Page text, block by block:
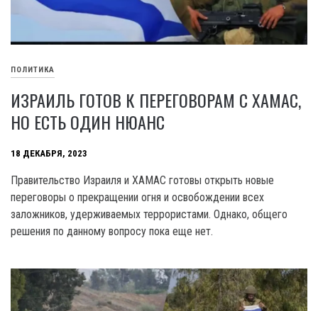
ПОЛИТИКА
ИЗРАИЛЬ ГОТОВ К ПЕРЕГОВОРАМ С ХАМАС,
НО ЕСТЬ ОДИН НЮАНС
18 ДЕКАБРЯ, 2023
Правительство Израиля и XAMAC готовы открыть новые
переговоры о прекращении огня и освобождении всех
заложников, удерживаемых террористами. Однако, общего
решения по данному вопросу пока еще нет.